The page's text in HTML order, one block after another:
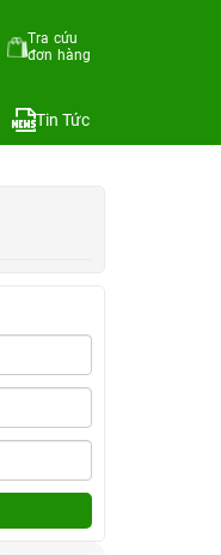
Tra cứu
đơn hàng
Tin Tức